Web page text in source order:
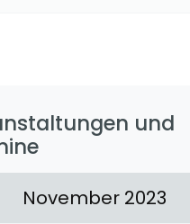
und
November 2023